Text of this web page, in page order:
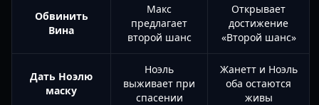
Обвинить
Вина
Макс
предлагает
второй шанс
Открывает
достижение
«Второй шанс»
Дать Ноэлю
маску
Ноэль
выживает при
спасении
Жанетт и Ноэль
оба остаются
живы